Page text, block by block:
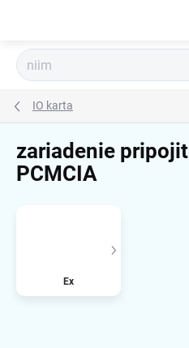
IO karta
zariadenie
PCMCIA
Ex